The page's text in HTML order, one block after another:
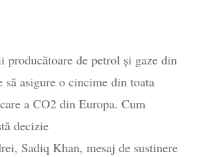
producătoare de petrol și gaze din
să asigure o cincime din toata
a CO2 din Europa. Cum
decizie
Sadiq Khan, mesaj de sustinere